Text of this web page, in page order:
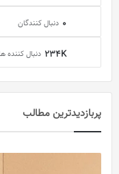
0 دنبال کنندگان
234K دنبال کننده ها
پربازدید‌ترین مطالب